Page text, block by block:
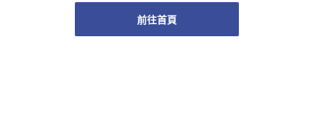
前往首頁